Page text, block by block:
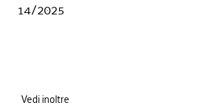
14/2025
Vedi inoltre